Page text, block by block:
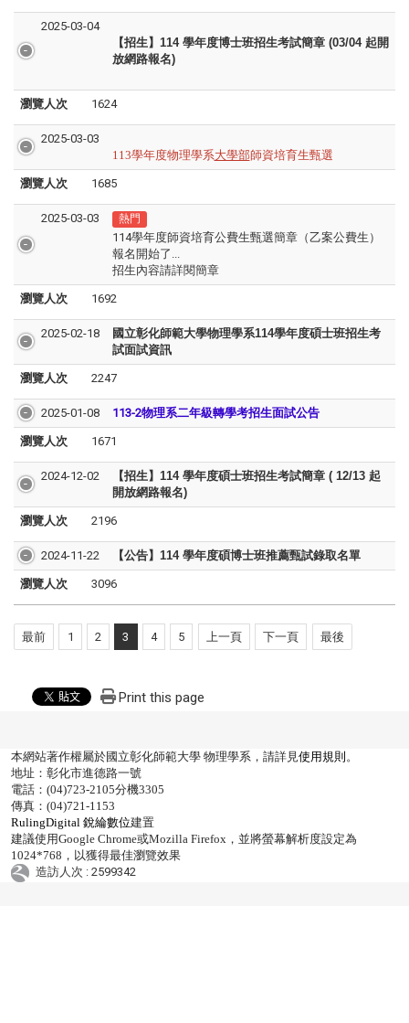
2025-03-04
【招生】114 學年度博士班招生考試簡章 (03/04 起開
放網路報名)
瀏覽人次 1624
2025-03-03
113學年度物理學系大學部師資培育生甄選
瀏覽人次 1685
2025-03-03 熱門
114學年度師資培育公費生甄選簡章（乙案公費生）
報名開始了...
招生內容請詳閱簡章
瀏覽人次 1692
2025-02-18
國立彰化師範大學物理學系114學年度碩士班招生考
試面試資訊
瀏覽人次 2247
2025-01-08 113-2物理系二年級轉學考招生面試公告
瀏覽人次 1671
2024-12-02
【招生】114 學年度碩士班招生考試簡章 ( 12/13 起
開放網路報名)
瀏覽人次 2196
2024-11-22 【公告】114 學年度碩博士班推薦甄試錄取名單
瀏覽人次 3096
最前 1 2 3 4 5 上一頁 下一頁 最後
Print this page
本網站著作權屬於國立彰化師範大學 物理學系，請詳見使用規則 。
地址：彰化市進德路一號
電話：(04)723-2105分機3305
傳真：(04)721-1153
RulingDigital 銳綸數位建置
建議使用Google Chrome或Mozilla Firefox，並將螢幕解析度設定為
1024*768，以獲得最佳瀏覽效果
造訪人次 : 2599342